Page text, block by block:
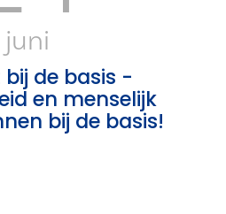
juni
de basis -
en menselijk
bij de basis!